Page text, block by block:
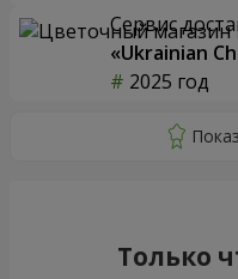
Сервис
«Ukrainian
2025 год
Только